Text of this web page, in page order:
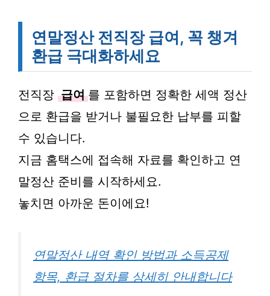
연말정산 전직장 급여, 꼭 챙겨
환급 극대화하세요
전직장 급여 를 포함하면 정확한 세액 정산
으로 환급을 받거나 불필요한 납부를 피할
수 있습니다.
지금 홈택스에 접속해 자료를 확인하고 연
말정산 준비를 시작하세요.
놓치면 아까운 돈이에요!
연말정산 내역 확인 방법과 소득공제
항목, 환급 절차를 상세히 안내합니다